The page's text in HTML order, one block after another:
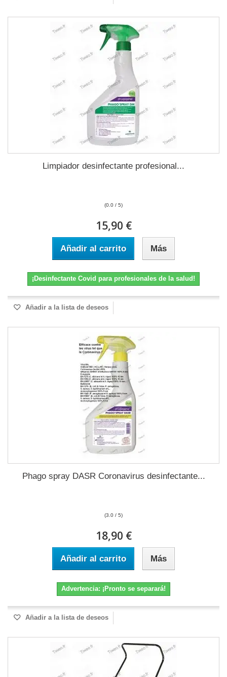
Limpiador desinfectante profesional...
(0.0 / 5)
15,90 €
Añadir al carrito Más
¡Desinfectante Covid para profesionales de la salud!
Añadir a la lista de deseos
Phago spray DASR Coronavirus desinfectante...
(3.0 / 5)
18,90 €
Añadir al carrito Más
Advertencia: ¡Pronto se separará!
Añadir a la lista de deseos